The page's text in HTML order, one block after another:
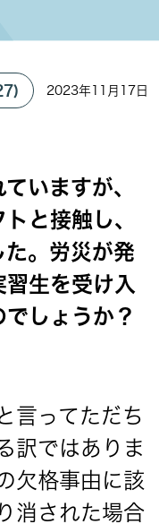
2023年11月17日
いますが、
と接触し、
。労災が発
生を受け入
しょうか？
言ってただち
訳ではありま
欠格事由に該
消された場合